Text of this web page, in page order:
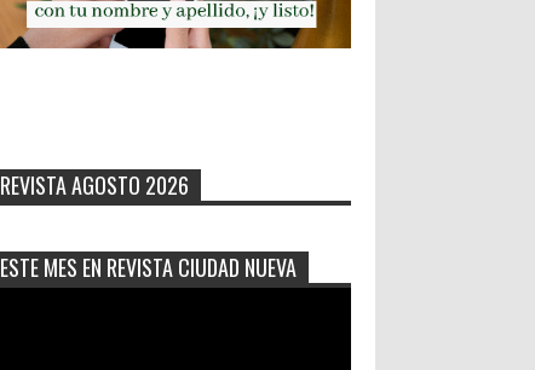
REVISTA AGOSTO 2026
ESTE MES EN REVISTA CIUDAD NUEVA